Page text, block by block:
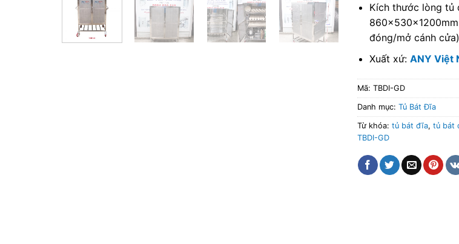
Kích thước lòng tủ
đóng/mở cánh cửa)
Xuất xứ:ANY Việt
Mã: TBDI-GD
Danh mục: Tủ Bát Đĩa
Từ khóa: tủ bát đĩa, tủ bát
TBDI-GD